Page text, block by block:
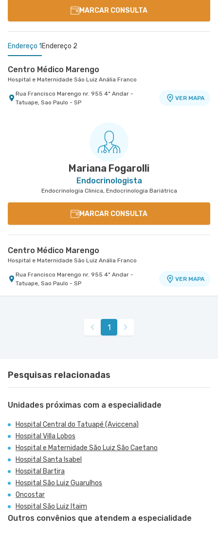
MARCAR CONSULTA
Endereço 1 Endereço 2
Centro Médico Marengo
Hospital e Maternidade São Luiz Anália Franco
Rua Francisco Marengo nr. 955 4º Andar -
Tatuape, Sao Paulo - SP
VER MAPA
Hospital Central do Tatuapé (Aviccena)
Avenida Alvaro Ramos nr. 896 6º Andar - Quarta
Mariana Fogarolli
Endocrinologista
Endocrinologia Clinica, Endocrinologia Bariátrica
MARCAR CONSULTA
Centro Médico Marengo
Hospital e Maternidade São Luiz Anália Franco
Rua Francisco Marengo nr. 955 4º Andar -
Tatuape, Sao Paulo - SP
VER MAPA
1
Pesquisas relacionadas
Unidades próximas com a especialidade
Hospital Central do Tatuapé (Aviccena)
Hospital Villa Lobos
Hospital e Maternidade São Luiz São Caetano
Hospital Santa Isabel
Hospital Bartira
Hospital São Luiz Guarulhos
Oncostar
Hospital São Luiz Itaim
Outros convênios que atendem a especialidade